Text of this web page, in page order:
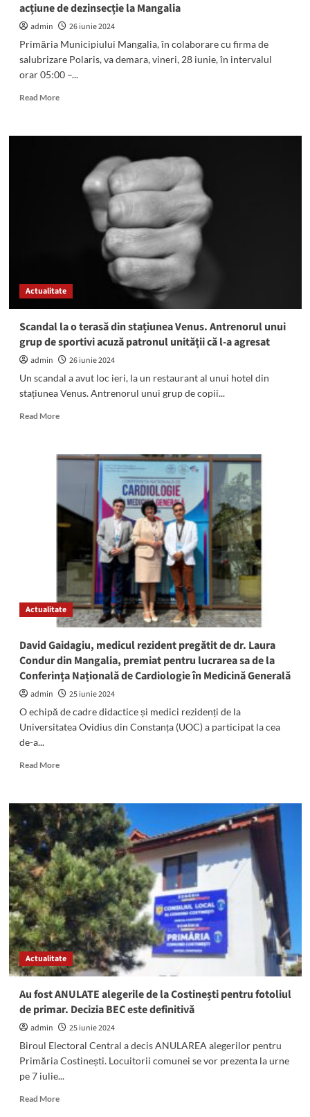
cartiere
acțiune de dezinsecție la Mangalia
admin
26 iunie 2024
Primăria Municipiului Mangalia, în colaborare cu firma de
salubrizare Polaris, va demara, vineri, 28 iunie, în intervalul
orar 05:00 –...
Read MoreRead
ATENȚIE!
Holding
la
Actualitate
Scandal la o terasă din stațiunea Venus. Antrenorul unui
grup de sportivi acuză patronul unității că l-a agresat
admin
26 iunie 2024
Un scandal a avut loc ieri, la un restaurant al unui hotel din
stațiunea Venus. Antrenorul unui grup de copii...
Read MoreRead
Scandal
din
stațiunea
Antrenorul
unui
grup
sportivi
acuză
patronul
că
l-
a
agresat
Actualitate
David Gaidagiu, medicul rezident pregătit de dr. Laura
Condur din Mangalia, premiat pentru lucrarea sa de la
Conferința Națională de Cardiologie în Medicină Generală
admin
25 iunie 2024
O echipă de cadre didactice și medici rezidenți de la
Universitatea Ovidius din Constanța (UOC) a participat la cea
de-a...
Read MoreRead
David
Gaidagiu,
medicul
rezident
pregătit
de
dr.
Laura
Condur
din
Mangalia,
premiat
pentru
lucrarea
de
la
Conferința
de
Cardiologie
în
Generală
Actualitate
Au fost ANULATE alegerile de la Costinești pentru fotoliul
de primar. Decizia BEC este definitivă
admin
25 iunie 2024
Biroul Electoral Central a decis ANULAREA alegerilor pentru
Primăria Costinești. Locuitorii comunei se vor prezenta la urne
pe 7 iulie...
Read MoreRead